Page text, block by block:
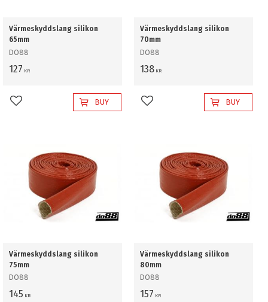
Värmeskyddslang silikon
65mm
DO88
127 KR
Add to favorites BUY
Värmeskyddslang silikon
70mm
DO88
138 KR
Add to favorites BUY
Värmeskyddslang silikon
75mm
DO88
145 KR
Värmeskyddslang silikon
80mm
DO88
157 KR